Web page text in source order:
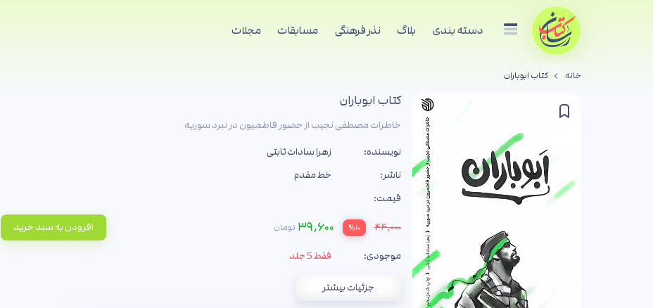
دسته بندی بلاگ نذر فرهنگی مسابقات مجلات
خانه کتاب ابوباران
کتاب ابوباران
خاطرات مصطفی نجیب از حضور فاطمیون در نبرد سوریه
نویسنده:
زهرا سادات ثابتی
ناشر:
خط مقدم
قیمت:
۴۴,۰۰۰ %۱۰ ۳۹,۶۰۰ تومان افزودن به سبد خرید
موجودی: فقط 5 جلد
جزئیات بیشتر